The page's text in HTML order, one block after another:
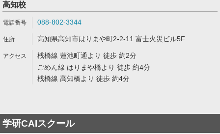
高知校
088-802-3344
高知県高知市はりまや町2-2-11 富士火災ビル5F
桟橋線 蓮池町通より 徒歩 約2分
ごめん線 はりまや橋より 徒歩 約4分
桟橋線 高知橋より 徒歩 約4分
学研CAIスクール